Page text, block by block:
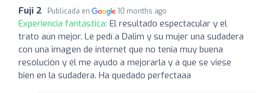
Fuji 2 Publicada en 10 months ago
Experiencia fantástica: El resultado espectacular y el
trato aún mejor. Le pedí a Dalim y su mujer una sudadera
con una imagen de internet que no tenia muy buena
resolución y él me ayudo a mejorarla y a que se viese
bien en la sudadera. Ha quedado perfectaaa